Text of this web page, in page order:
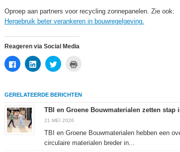
Oproep aan partners voor recycling zonnepanelen. Zie ook:
Hergebruik beter verankeren in bouwregelgeving.
Reageren via Social Media
Klik
om
Facebook
(Wordt
een
nieuw
venster
geopend)
Klik
om
delen
(Wordt
een
venster
Klik
om
Twitter
(Wordt
een
venster
(Wordt
in
nieuw
GERELATEERDE BERICHTEN
TBI en Groene Bouwmaterialen zetten stap
21 MEI 2026
TBI en Groene Bouwmaterialen hebben een
circulaire materialen breder in...